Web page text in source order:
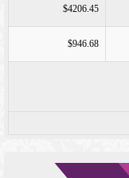
$4206.45
$946.68